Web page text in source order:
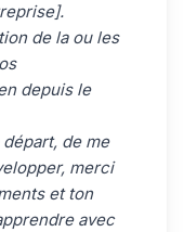
de la ou les
depuis le
de me
merci
et ton
avec